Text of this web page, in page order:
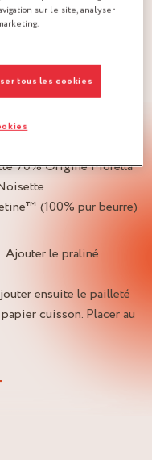
NOUVEL AN
70% Origine Morella
(100% pur beurre)
Ajouter le praliné
ensuite le pailleté
cuisson. Placer au
sur le site, analyser
tous les cookies